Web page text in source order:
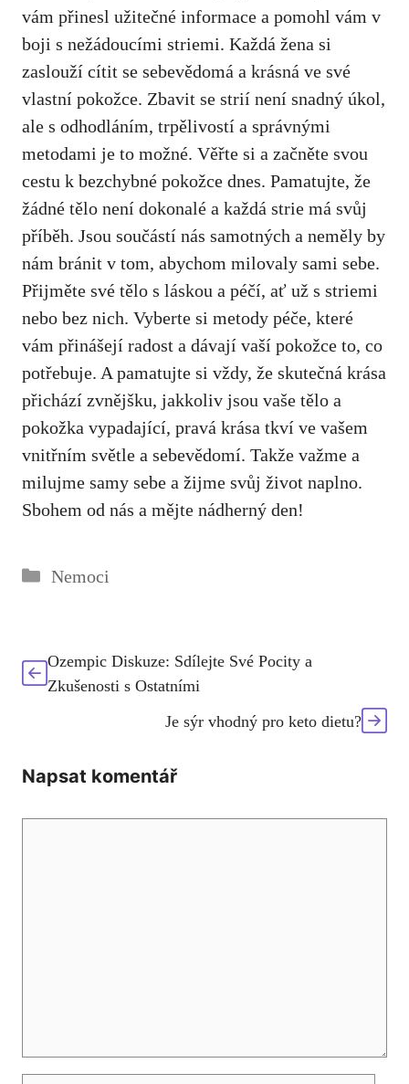
vám přinesl užitečné informace a pomohl vám v
⁤boji ‍s nežádoucími striemi. ⁤Každá žena si
zaslouží cítit se sebevědomá a krásná ve své
vlastní pokožce. Zbavit se strií není snadný úkol,
ale s odhodláním, trpělivostí a správnými⁤
metodami je to možné. Věřte si⁤ a‌ začněte svou
cestu k ⁣bezchybné pokožce dnes. ​Pamatujte, že⁢
žádné tělo není dokonalé a každá strie má svůj
příběh. Jsou součástí nás samotných a neměly by
nám bránit v tom, abychom milovaly sami sebe.
Přijměte své ‌tělo s láskou a péčí, ať už⁣ s striemi
nebo bez nich. Vyberte si ‌metody péče, které
vám přinášejí‌ radost‌ a dávají vaší pokožce to, co
potřebuje. ​A pamatujte si vždy, že skutečná krása
​přichází​ zvnějšku, jakkoliv jsou vaše tělo a
pokožka vypadající, pravá krása tkví ve‍ vašem
vnitřním světle ‍a sebevědomí. Takže važme a
milujme samy sebe a žijme svůj život naplno.
Sbohem od nás a mějte nádherný den!
Rubriky
Nemoci
Ozempic Diskuze: Sdílejte Své Pocity a
Zkušenosti s Ostatními
Je sýr vhodný pro keto dietu?
Napsat komentář